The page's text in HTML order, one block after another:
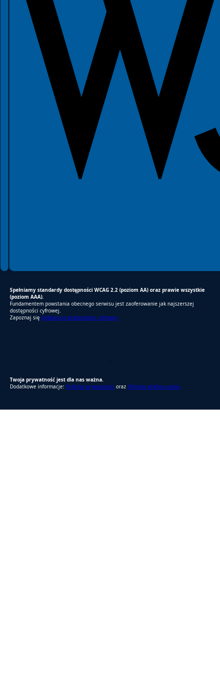
Spełniamy standardy dostępności WCAG 2.2 (poziom AA) oraz prawie wszystkie
(poziom AAA).
Fundamentem powstania obecnego serwisu jest zaoferowanie jak najszerszej
dostępności cyfrowej.
Zapoznaj się Deklaracją dostępności cyfrowej.
Twoja prywatność jest dla nas ważna.
Dodatkowe informacje: Polityka prywatności oraz Polityka plików cookie.